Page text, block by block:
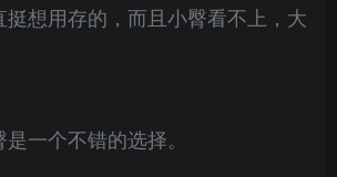
挺想用存的，而且小臀看不上，大
一个不错的选择。